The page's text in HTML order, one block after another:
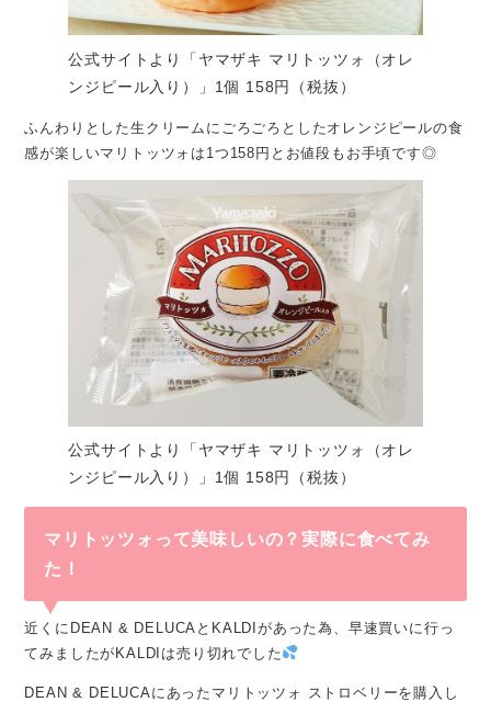
公式サイトより「ヤマザキ マリトッツォ（オレ
ンジピール入り）」1個 158円（税抜）
ふんわりとした生クリームにごろごろとしたオレンジピールの食
感が楽しいマリトッツォは1つ158円とお値段もお手頃です◎
公式サイトより「ヤマザキ マリトッツォ（オレ
ンジピール入り）」1個 158円（税抜）
マリトッツォって美味しいの？実際に食べてみ
た！
近くにDEAN & DELUCAとKALDIがあった為、早速買いに行っ
てみましたがKALDIは売り切れでした
DEAN & DELUCAにあったマリトッツォ ストロベリーを購入し